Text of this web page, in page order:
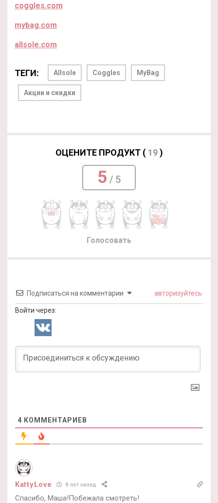
coggles.com
mybag.com
allsole.com
ТЕГИ: Allsole Coggles MyBag
Акции и скидки
ОЦЕНИТЕ ПРОДУКТ ( 19)
5 / 5
Голосовать
Подписаться на комментарии авторизуйтесь
Войти через:
4 КОММЕНТАРИЕВ
KattyLove 8 лет назад
Спасибо, Маша!Побежала смотреть!